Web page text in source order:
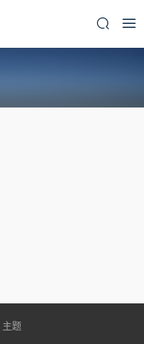
主题